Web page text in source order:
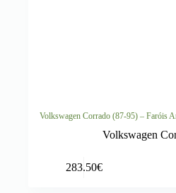
Volkswagen Corrado (87-95) – Faróis
Volkswagen
283.50€